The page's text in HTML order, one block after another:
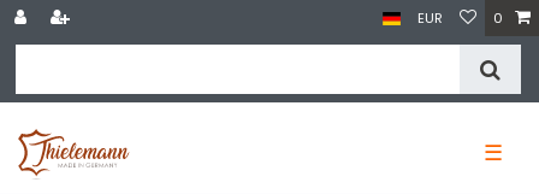
EUR 0
☰